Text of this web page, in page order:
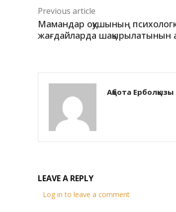
Previous article
Мамандар оқушының
жағдайларда шақырылатынын
Ақбота Ерболқызы
LEAVE A REPLY
Log in to leave a comment